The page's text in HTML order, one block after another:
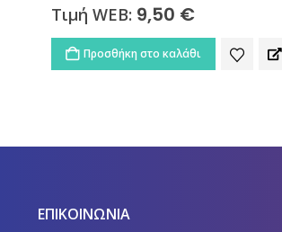
Τιμή WEB: 46,00€
Προσθήκη στο καλάθι
ΕΠΙΚΟΙΝΩΝΙΑ